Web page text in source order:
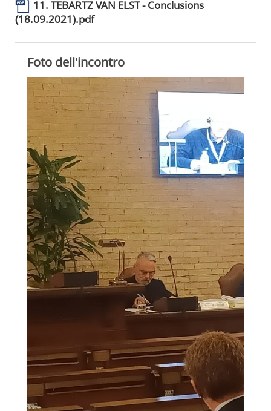
11. TEBARTZ VAN ELST - Conclusions
(18.09.2021).pdf
Foto dell'incontro